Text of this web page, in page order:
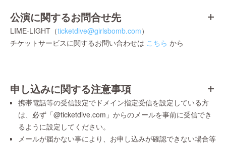
公演に関するお問合せ先
LIME-LIGHT（ticketdive@girlsbomb.com）
チケットサービスに関するお問い合わせは こちら から
申し込みに関する注意事項
携帯電話等の受信設定でドメイン指定受信を設定している方
は、必ず「@ticketdive.com」からのメールを事前に受信でき
るように設定してください。
メールが届かない事により、お申し込みが確認できない場合等